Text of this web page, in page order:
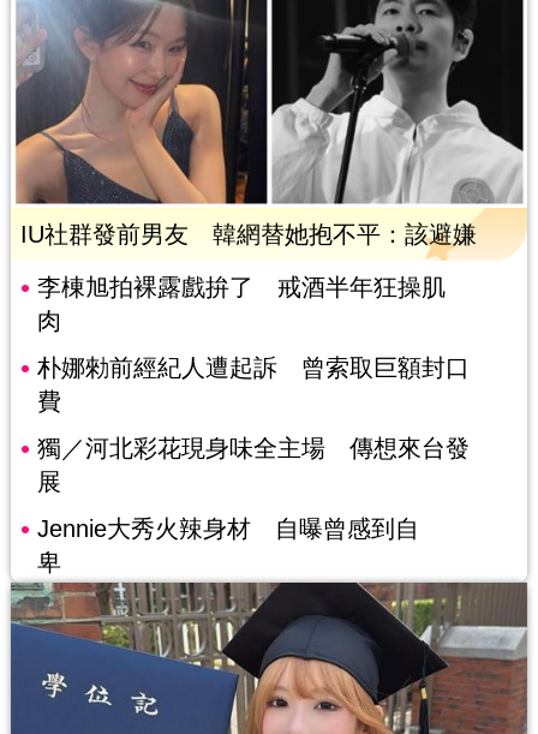
IU社群發前男友 韓網替她抱不平：該避嫌
李棟旭拍裸露戲拚了 戒酒半年狂操肌
肉
朴娜勑前經紀人遭起訴 曾索取巨額封口
費
獨／河北彩花現身味全主場 傳想來台發
展
Jennie大秀火辣身材 自曝曾感到自
卑